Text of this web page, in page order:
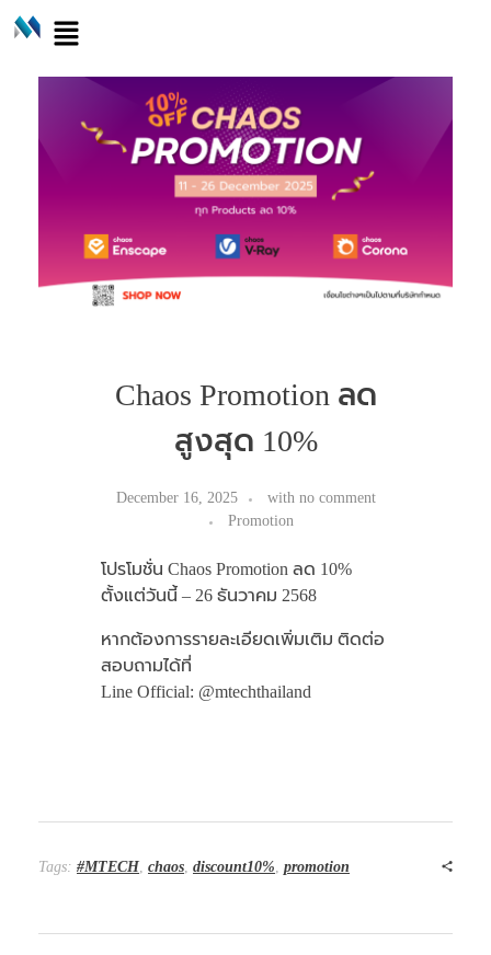
Chaos Promotion ลด
สูงสุด 10%
December 16, 2025 with no comment
Promotion
โปรโมชั่น Chaos Promotion ลด 10%
ตั้งแต่วันนี้ – 26 ธันวาคม 2568
หากต้องการรายละเอียดเพิ่มเติม ติดต่อ
สอบถามได้ที่
Line Official: @mtechthailand
Tags: #MTECH, chaos, discount10%, promotion